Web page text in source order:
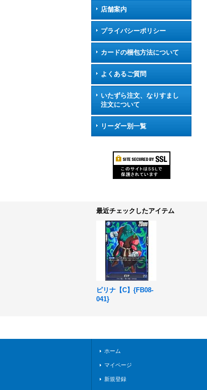
店舗案内
プライバシーポリシー
カードの梱包方法について
よくあるご質問
いたずら注文、なりすまし
注文について
リーダー別一覧
最近チェックしたアイテム
ピリナ【C】{FB08-
041}
ホーム
マイページ
新規登録